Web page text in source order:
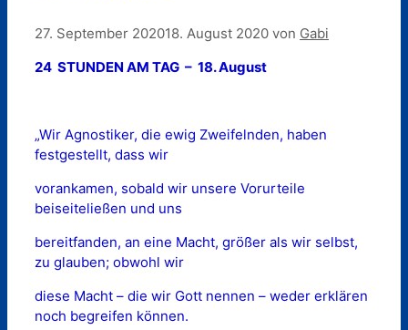
27. September 202018. August 2020 von Gabi
24 STUNDEN AM TAG – 18. August
„Wir Agnostiker, die ewig Zweifelnden, haben
festgestellt, dass wir
vorankamen, sobald wir unsere Vorurteile
beiseiteließen und uns
bereitfanden, an eine Macht, größer als wir selbst,
zu glauben; obwohl wir
diese Macht – die wir Gott nennen – weder erklären
noch begreifen können.